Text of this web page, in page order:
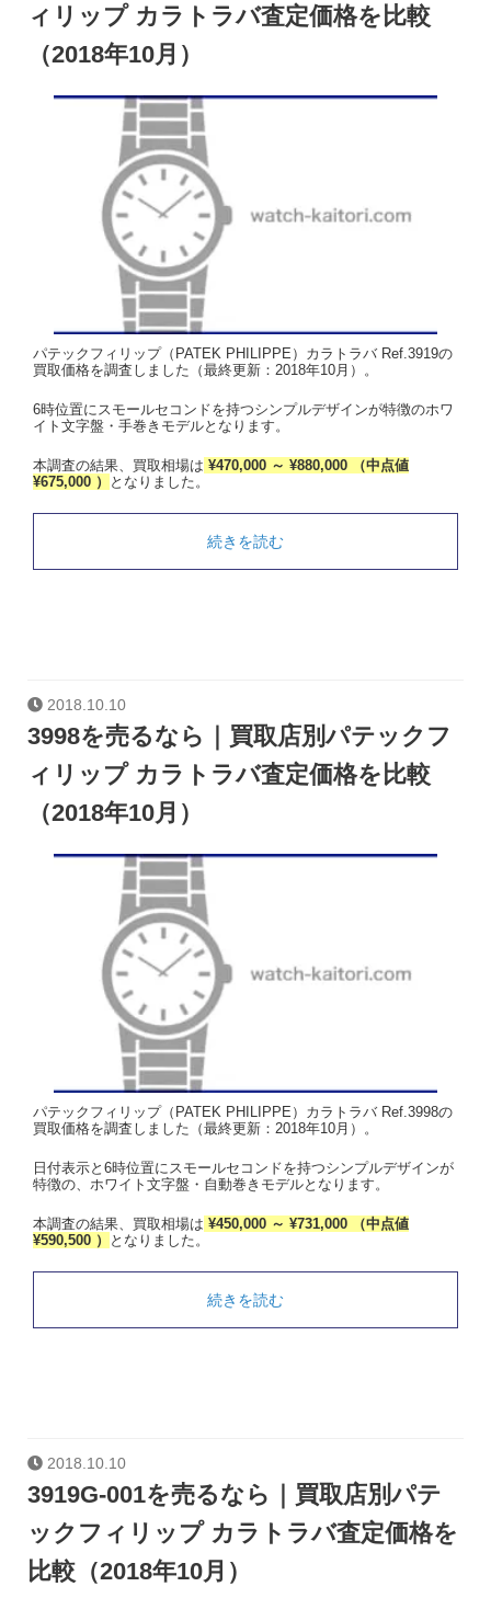
ィリップ カラトラバ査定価格を比較
（2018年10月）
パテックフィリップ（PATEK PHILIPPE）カラトラバ Ref.3919の
買取価格を調査しました（最終更新：2018年10月）。
6時位置にスモールセコンドを持つシンプルデザインが特徴のホワ
イト文字盤・手巻きモデルとなります。
本調査の結果、買取相場は ¥470,000 ～ ¥880,000 （中点値
¥675,000 ）
となりました。
続きを読む
2018.10.10
3998を売るなら｜買取店別パテックフ
ィリップ カラトラバ査定価格を比較
（2018年10月）
パテックフィリップ（PATEK PHILIPPE）カラトラバ Ref.3998の
買取価格を調査しました（最終更新：2018年10月）。
日付表示と6時位置にスモールセコンドを持つシンプルデザインが
特徴の、ホワイト文字盤・自動巻きモデルとなります。
本調査の結果、買取相場は ¥450,000 ～ ¥731,000 （中点値
¥590,500 ）
となりました。
続きを読む
2018.10.10
3919G-001を売るなら｜買取店別パテ
ックフィリップ カラトラバ査定価格を
比較（2018年10月）